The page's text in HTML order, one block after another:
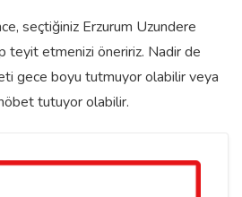
seçtiğiniz Erzurum Uzundere
teyit etmenizi öneririz. Nadir de
gece boyu tutmuyor olabilir veya
tutuyor olabilir.